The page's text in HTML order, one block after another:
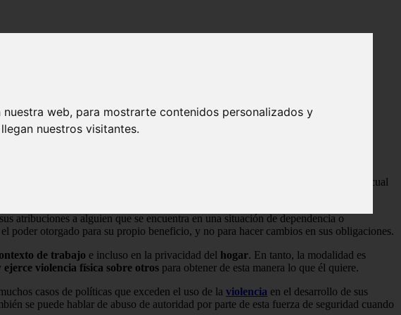
web, para mostrarte contenidos personalizados y
nuestros visitantes.
, en la cual
atribuciones a alguien que se encuentra en una situación de dependencia o
poder otorgado para su propio beneficio, y no para hacer cambios en sus obligaciones.
de trabajo e incluso en la privacidad del hogar. En tanto, la modalidad es
ejerce violencia física sobre otros para obtener de esta manera lo que él quiere.
casos de políticas que exceden el uso de la violencia en el desarrollo de sus
se puede hablar de abuso de autoridad por parte de esta fuerza de seguridad cuando